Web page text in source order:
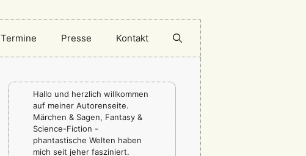
Termine Presse Kontakt
Hallo und herzlich willkommen
auf meiner Autorenseite.
Märchen & Sagen, Fantasy &
Science-Fiction -
phantastische Welten haben
mich seit jeher fasziniert.